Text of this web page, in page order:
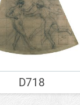
D718